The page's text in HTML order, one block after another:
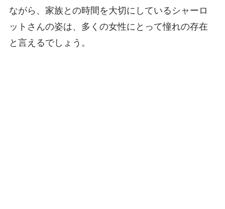
ながら、家族との時間を大切にしているシャーロ
ットさんの姿は、多くの女性にとって憧れの存在
と言えるでしょう。